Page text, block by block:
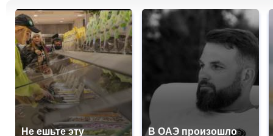
Не ешьте эту В ОАЭ произошло